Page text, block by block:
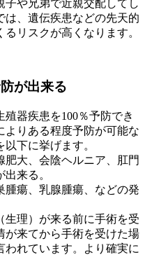
子や兄弟で近親交配してし
は、遺伝疾患などの先天的
リスクが高くなります。
が出来る
器疾患を100％予防でき
よりある程度予防が可能な
下に挙げます。
肥大、会陰ヘルニア、肛門
来る。
腫瘍、乳腺腫瘍、などの発
生理）が来る前に手術を受
が来てから手術を受けた場
れています。より確実に